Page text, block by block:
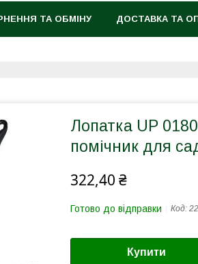
ТА ОБМІНУ ДОСТАВКА ТА
Лопатка UP
помічник для
322,40 ₴
Готово до відправки Код:
Купити